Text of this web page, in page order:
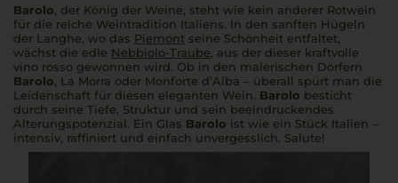
Barolo, der König der Weine, steht wie kein anderer Rotwein
für die reiche Weintradition Italiens. In den sanften Hügeln
der Langhe, wo das Piemont seine Schönheit entfaltet,
wächst die edle Nebbiolo-Traube, aus der dieser kraftvolle
vino rosso gewonnen wird. Ob in den malerischen Dörfern
Barolo, La Morra oder Monforte d’Alba – überall spürt man die
Leidenschaft für diesen eleganten Wein. Barolo besticht
durch seine Tiefe, Struktur und sein beeindruckendes
Alterungspotenzial. Ein Glas Barolo ist wie ein Stück Italien –
intensiv, raffiniert und einfach unvergesslich. Salute!